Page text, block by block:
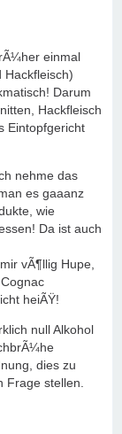
einmal
Hackfleisch)
Darum
Hackfleisch
Eintopfgericht
nehme das
es gaaanz
wie
Da ist auch
vÃ¶llig Hupe,
heiÃŸ!
null Alkohol
dies zu
Frage stellen.